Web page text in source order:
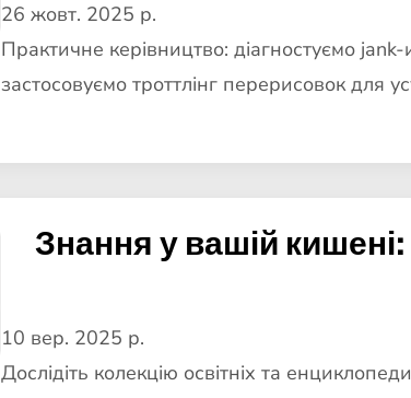
26 жовт. 2025 р.
Практичне керівництво: діагностуємо
застосовуємо троттлінг перерисовок для
Знання у вашій кишені:
10 вер. 2025 р.
Дослідіть колекцію освітніх та